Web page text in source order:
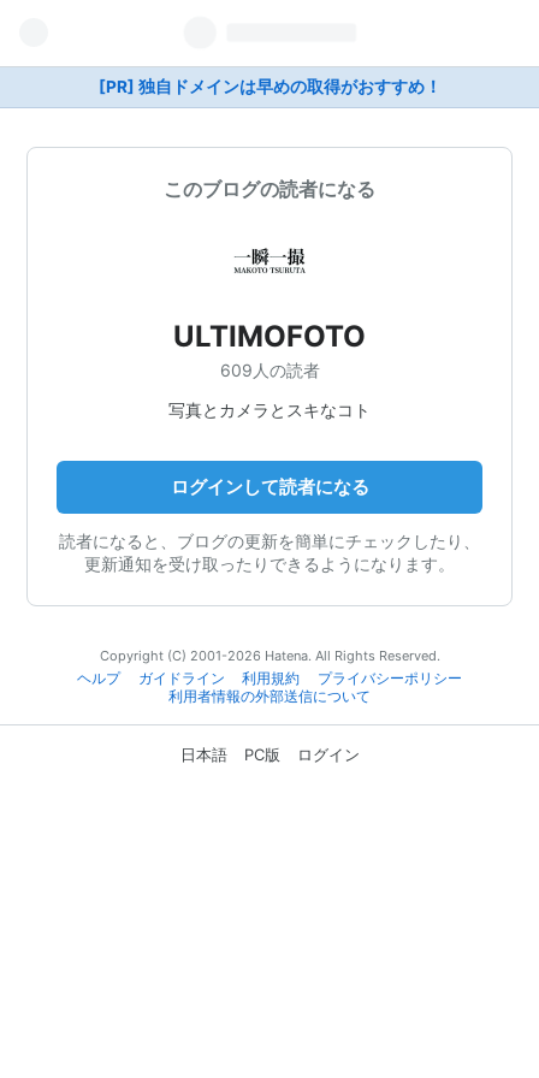
[PR] 独自ドメインは早めの取得がおすすめ！
このブログの読者になる
ULTIMOFOTO
609人の読者
写真とカメラとスキなコト
ログインして読者になる
読者になると、ブログの更新を簡単にチェックしたり、
更新通知を受け取ったりできるようになります。
Copyright (C) 2001-2026 Hatena. All Rights Reserved.
ヘルプ
ガイドライン 利用規約
プライバシーポリシー
利用者情報の外部送信について
日本語 PC版 ログイン